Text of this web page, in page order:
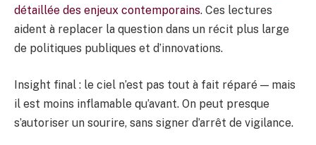
détaillée des enjeux contemporains. Ces lectures
aident à replacer la question dans un récit plus large
de politiques publiques et d’innovations.
Insight final : le ciel n’est pas tout à fait réparé — mais
il est moins inflamable qu’avant. On peut presque
s’autoriser un sourire, sans signer d’arrêt de vigilance.